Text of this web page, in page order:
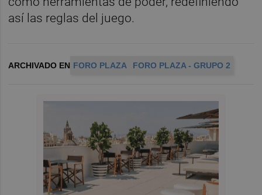
así las reglas del juego.
ARCHIVADO EN FORO PLAZA FORO PLAZA - GRUPO 2